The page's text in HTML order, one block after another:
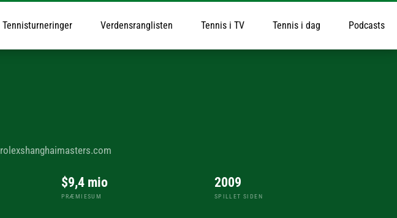
Tennisturneringer Verdensranglisten Tennis i TV Tennis i dag Podcasts
rolexshanghaimasters.com
$9,4 mio
PRÆMIESUM
2009
SPILLET SIDEN